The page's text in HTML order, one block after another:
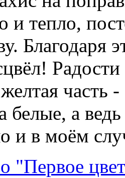
и тепло,
Благодаря
часть
белые, а
и в моём
"Первое